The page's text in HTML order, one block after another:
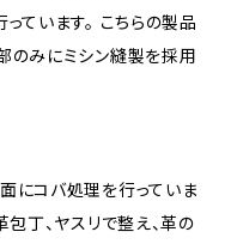
ています。 こちらの製品
のみにミシン縫製を採用
にコバ処理を行っていま
丁、ヤスリで整え、革の